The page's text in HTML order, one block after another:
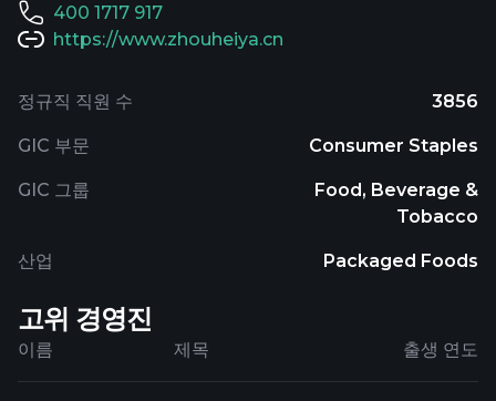
400 1717 917
https://www.zhouheiya.cn
정규직 직원 수 3856
GIC 부문 Consumer Staples
GIC 그룹
Food, Beverage &
Tobacco
산업 Packaged Foods
고위 경영진
이름 제목 출생 연도